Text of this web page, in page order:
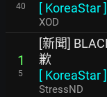
40
[ KoreaStar]
XOD
1
5
[新聞]
歉
[ KoreaStar]
StressND